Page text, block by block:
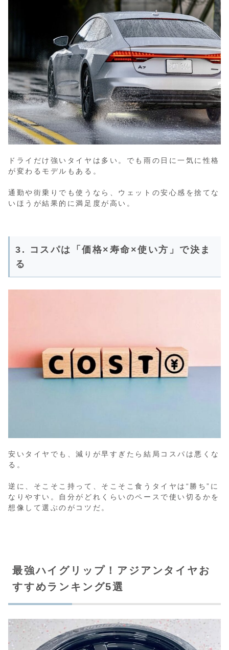
ドライだけ強いタイヤは多い。でも雨の日に一気に性格
が変わるモデルもある。
通勤や街乗りでも使うなら、ウェットの安心感を捨てな
いほうが結果的に満足度が高い。
3. コスパは「価格×寿命×使い方」で決ま
る
安いタイヤでも、減りが早すぎたら結局コスパは悪くな
る。
逆に、そこそこ持って、そこそこ食うタイヤは“勝ち”に
なりやすい。自分がどれくらいのペースで使い切るかを
想像して選ぶのがコツだ。
最強ハイグリップ！アジアンタイヤお
すすめランキング5選